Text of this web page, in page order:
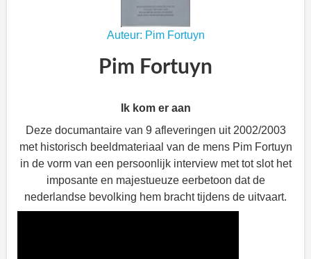
Auteur: Pim Fortuyn
Pim Fortuyn
Ik kom er aan
Deze documantaire van 9 afleveringen uit 2002/2003
met historisch beeldmateriaal van de mens Pim Fortuyn
in de vorm van een persoonlijk interview met tot slot het
imposante en majestueuze eerbetoon dat de
nederlandse bevolking hem bracht tijdens de uitvaart.